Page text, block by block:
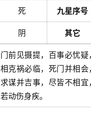
死 九星序号
阴 其它
门前见摄提，百事必忧疑
相克祸必临，死门并相会
求谋并吉事，尽皆不相宜
若动伤身疾。